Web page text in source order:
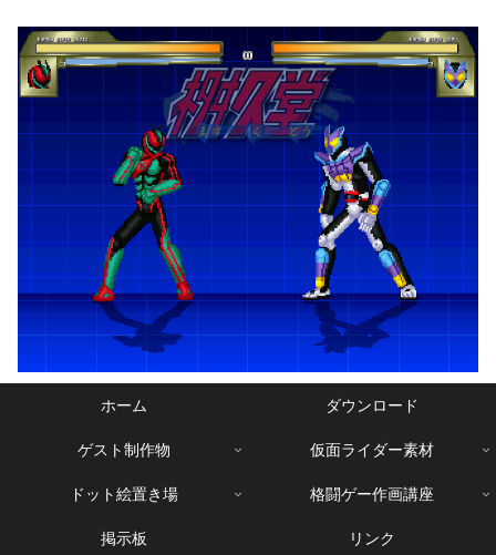
ホーム ダウンロード
ゲスト制作物 仮面ライダー素材
ドット絵置き場 格闘ゲー作画講座
掲示板 リンク